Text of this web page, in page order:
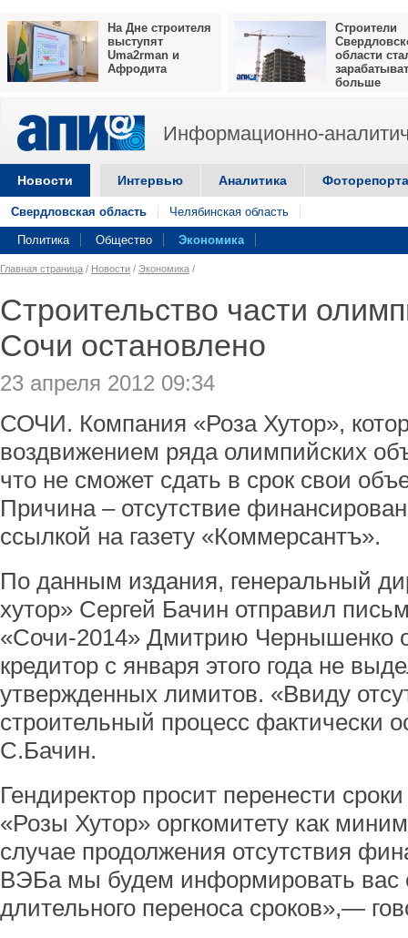
На Дне строителя
выступят
Uma2rman и
Афродита
Строители
области
больше
Информационно-
Новости Интервью Аналитика
Свердловская область Челябинская область
Политика Общество Экономика
Главная страница / Новости / Экономика /
Строительство части
Сочи остановлено
23 апреля 2012 09:34
СОЧИ. Компания «Роза Хутор»,
воздвижением ряда олимпийских
что не сможет сдать в срок свои
Причина – отсутствие
ссылкой на газету «Коммерсантъ».
По данным издания, генеральный
хутор» Сергей Бачин отправил
«Сочи-2014» Дмитрию Чернышенко
кредитор с января этого года не
утвержденных лимитов. «Ввиду
строительный процесс фактически
С.Бачин.
Гендиректор просит перенести
«Розы Хутор» оргкомитету как
случае продолжения отсутствия
ВЭБа мы будем информировать вас
длительного переноса сроков»,—